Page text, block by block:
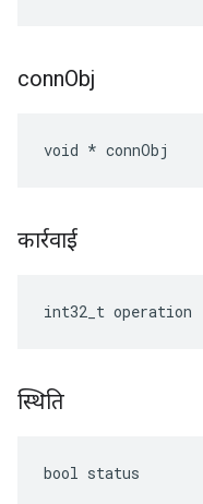
connObj
void * connObj
कार्रवाई
int32_t operation
स्थिति
bool status